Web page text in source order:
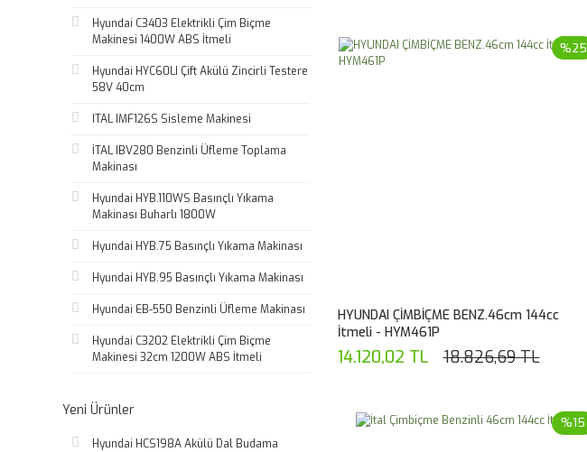
Hyundai C3403 Elektrikli Çim Biçme
Makinesi 1400W ABS İtmeli
Hyundai HYC60LI Çift Akülü Zincirli Testere
58V 40cm
ITAL IMF126S Sisleme Makinesi
İTAL IBV280 Benzinli Üfleme Toplama
Makinası
Hyundai HYB.110WS Basınçlı Yıkama
Makinası Buharlı 1800W
Hyundai HYB.75 Basınçlı Yıkama Makinası
Hyundai HYB.95 Basınçlı Yıkama Makinası
Hyundai EB-550 Benzinli Üfleme Makinası
Hyundai C3202 Elektrikli Çim Biçme
Makinesi 32cm 1200W ABS İtmeli
Yeni Ürünler
Hyundai HCS198A Akülü Dal Budama
%25
HYUNDAI ÇİMBİÇME BENZ.46cm 144cc
İtmeli - HYM461P
14.120,02 TL 18.826,69 TL
%15